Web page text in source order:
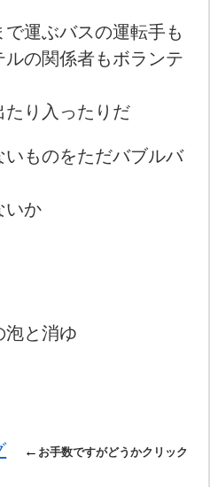
運ぶバスの運転手も
の関係者もボランテ
たり入ったりだ
いものをただバブルバ
いか
泡と消ゆ
← お手数ですがどうかクリック